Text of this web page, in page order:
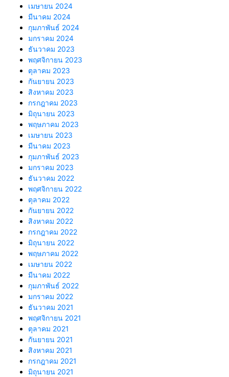
เมษายน 2024
มีนาคม 2024
กุมภาพันธ์ 2024
มกราคม 2024
ธันวาคม 2023
พฤศจิกายน 2023
ตุลาคม 2023
กันยายน 2023
สิงหาคม 2023
กรกฎาคม 2023
มิถุนายน 2023
พฤษภาคม 2023
เมษายน 2023
มีนาคม 2023
กุมภาพันธ์ 2023
มกราคม 2023
ธันวาคม 2022
พฤศจิกายน 2022
ตุลาคม 2022
กันยายน 2022
สิงหาคม 2022
กรกฎาคม 2022
มิถุนายน 2022
พฤษภาคม 2022
เมษายน 2022
มีนาคม 2022
กุมภาพันธ์ 2022
มกราคม 2022
ธันวาคม 2021
พฤศจิกายน 2021
ตุลาคม 2021
กันยายน 2021
สิงหาคม 2021
กรกฎาคม 2021
มิถุนายน 2021